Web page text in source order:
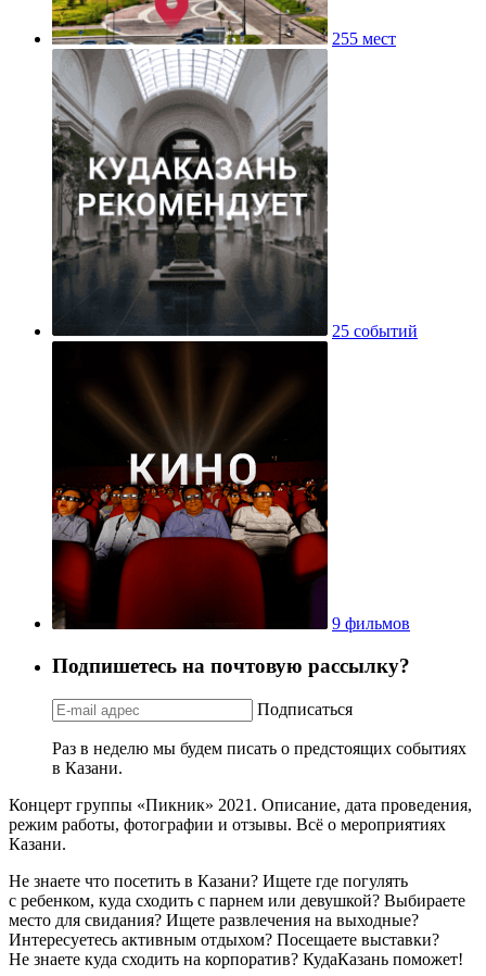
255 мест
25 событий
9 фильмов
Подпишетесь на почтовую рассылку?
Подписаться
Раз в неделю мы будем писать о предстоящих событиях
в Казани.
Концерт группы «Пикник» 2021. Описание, дата проведения,
режим работы, фотографии и отзывы. Всё о мероприятиях
Казани.
Не знаете что посетить в Казани? Ищете где погулять
с ребенком, куда сходить с парнем или девушкой? Выбираете
место для свидания? Ищете развлечения на выходные?
Интересуетесь активным отдыхом? Посещаете выставки?
Не знаете куда сходить на корпоратив? КудаКазань поможет!